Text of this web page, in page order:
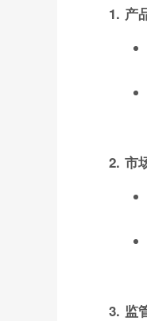
1. 产
2. 市
3. 监